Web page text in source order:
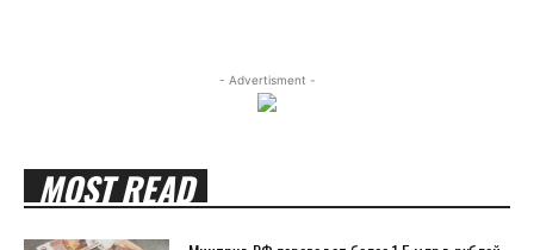
- Advertisment -
MOST READ